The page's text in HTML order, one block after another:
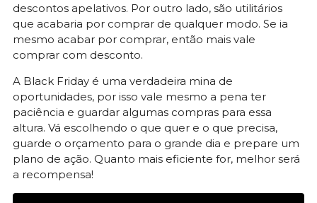
descontos apelativos. Por outro lado, são utilitários
que acabaria por comprar de qualquer modo. Se ia
mesmo acabar por comprar, então mais vale
comprar com desconto.
A Black Friday é uma verdadeira mina de
oportunidades, por isso vale mesmo a pena ter
paciência e guardar algumas compras para essa
altura. Vá escolhendo o que quer e o que precisa,
guarde o orçamento para o grande dia e prepare um
plano de ação. Quanto mais eficiente for, melhor será
a recompensa!